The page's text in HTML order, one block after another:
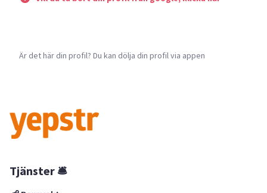
Är det här din profil? Du kan dölja din profil via appen
Tjänster 🛎